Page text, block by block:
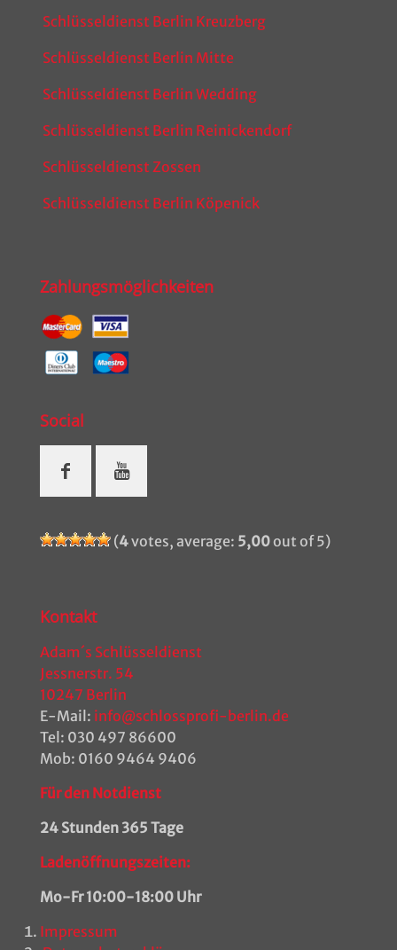
Schlüsseldienst Berlin Kreuzberg
Schlüsseldienst Berlin Mitte
Schlüsseldienst Berlin Wedding
Schlüsseldienst Berlin Reinickendorf
Schlüsseldienst Zossen
Schlüsseldienst Berlin Köpenick
Zahlungsmöglichkeiten
Social
(4votes, average: 5,00out of 5)
Kontakt
Adam´s Schlüsseldienst
Jessnerstr. 54
10247 Berlin
E-Mail: info@schlossprofi-berlin.de
Tel: 030 497 86600
Mob: 0160 9464 9406
Für den Notdienst
24 Stunden 365 Tage
Ladenöffnungszeiten:
Mo-Fr 10:00-18:00 Uhr
Impressum